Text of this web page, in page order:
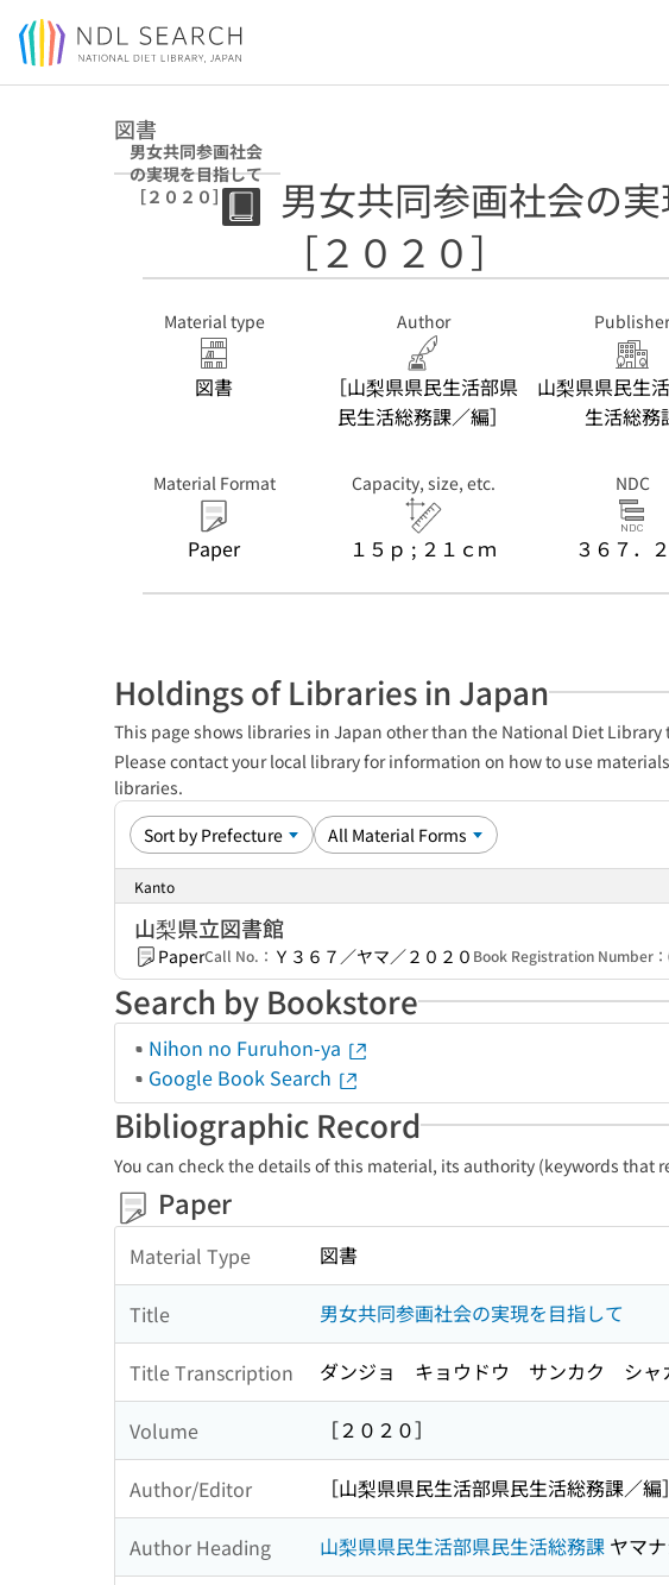
Jump to main content
図書
男女共同参画社会
の実現を目指して
［２０２０］
男女共同参画社会の
［２０２０］
Material type
図書
Author
［山梨県県民生活部県
民生活総務課／編］
Publisher
山梨県県民生
生活総務
Material Format
Paper
Capacity, size, etc.
１５ｐ ; ２１ｃｍ
NDC
３６７．
Holdings of Libraries in Japan
This page shows libraries in Japan other than the National Diet
Please contact your local library for information on how to use
libraries.
Kanto
山梨県立図書館
PaperCall No.： Ｙ３６７／ヤマ／２０２０ Book Registration Number：
Search by Bookstore
Nihon no Furuhon-ya
Google Book Search
Bibliographic Record
You can check the details of this material, its authority (keywords that
Paper
Material Type 図書
Title 男女共同参画社会の実現を目指して
Title Transcription ダンジョ キョウドウ サンカク シャ
Volume ［２０２０］
Author/Editor ［山梨県県民生活部県民生活総務課／編］
Author Heading 山梨県県民生活部県民生活総務課 ヤマ